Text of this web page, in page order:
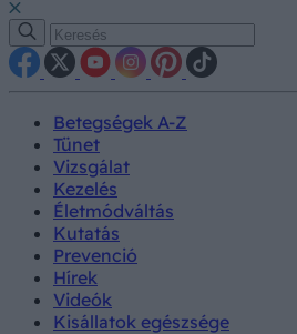
Betegségek A-Z
Tünet
Vizsgálat
Kezelés
Életmódváltás
Kutatás
Prevenció
Hírek
Videók
Kisállatok egészsége